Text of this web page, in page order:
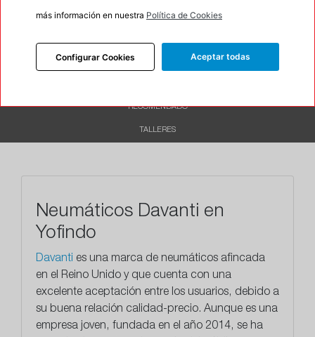
DESCRIPCIÓN
RECOMENDADO
TALLERES
Neumáticos Davanti en
Yofindo
Davanti es una marca de neumáticos afincada
en el Reino Unido y que cuenta con una
excelente aceptación entre los usuarios, debido a
su buena relación calidad-precio. Aunque es una
empresa joven, fundada en el año 2014, se ha
más información en nuestra Política de Cookies
Configurar Cookies Aceptar todas